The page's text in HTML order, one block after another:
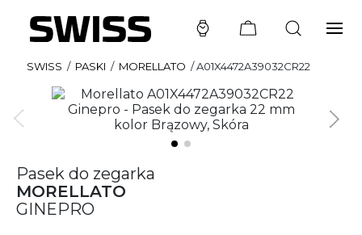
SWISS / PASKI / MORELLATO /A01X4472A39032CR22
Pasek do zegarka
MORELLATO
GINEPRO